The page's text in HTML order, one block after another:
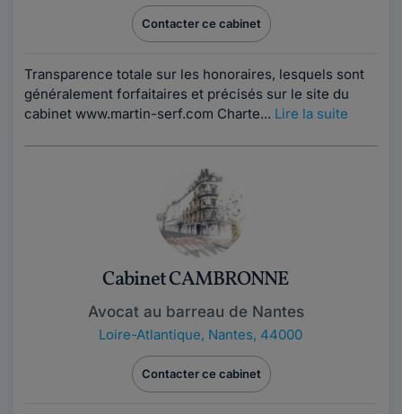
Contacter ce cabinet
Transparence totale sur les honoraires, lesquels sont
généralement forfaitaires et précisés sur le site du
cabinet www.martin-serf.com Charte... Lire la suite
Cabinet CAMBRONNE
Avocat au barreau de Nantes
Loire-Atlantique, Nantes, 44000
Contacter ce cabinet